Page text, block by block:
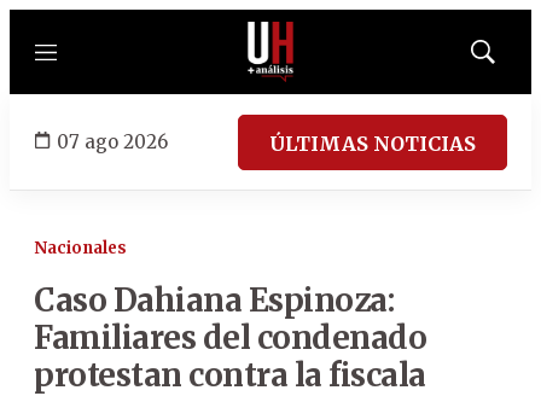
Menú
Mostrar
07 ago 2026 ÚLTIMAS NOTICIAS
Nacionales
Caso Dahiana Espinoza:
Familiares del condenado
protestan contra la fiscala